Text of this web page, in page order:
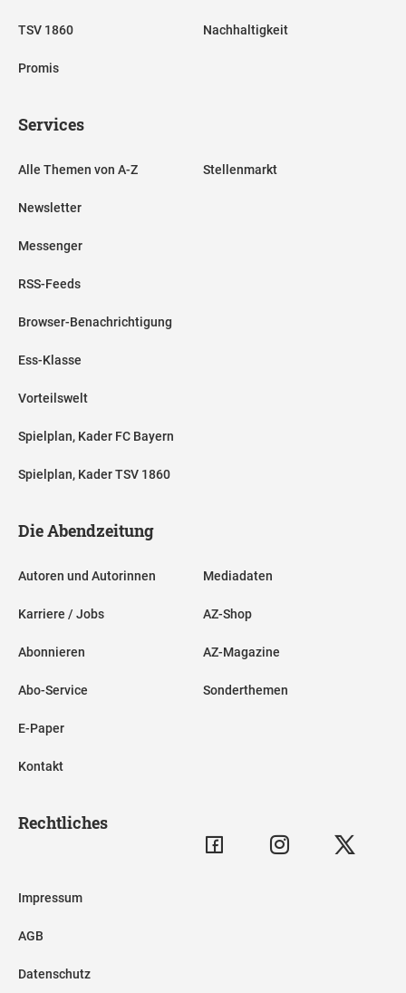
TSV 1860
Promis
Nachhaltigkeit
Services
Alle Themen von A-Z
Newsletter
Messenger
RSS-Feeds
Browser-Benachrichtigung
Ess-Klasse
Vorteilswelt
Spielplan, Kader FC Bayern
Spielplan, Kader TSV 1860
Stellenmarkt
Die Abendzeitung
Autoren und Autorinnen
Karriere / Jobs
Abonnieren
Abo-Service
E-Paper
Kontakt
Mediadaten
AZ-Shop
AZ-Magazine
Sonderthemen
Rechtliches
Impressum
AGB
Datenschutz